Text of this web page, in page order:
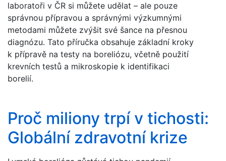
laboratoři v ČR si můžete udělat – ale pouze
správnou přípravou a správnými výzkumnými
metodami můžete zvýšit své šance na přesnou
diagnózu. Tato příručka obsahuje základní kroky
k přípravě na testy na boreliózu, včetně použití
krevních testů a mikroskopie k identifikaci
borelií.
Proč miliony trpí v tichosti:
Globální zdravotní krize